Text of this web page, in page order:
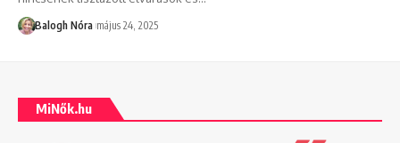
Balogh Nóra május 24, 2025
MiNők.hu